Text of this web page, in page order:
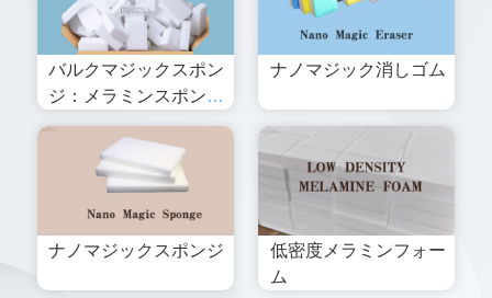
バルクマジックスポン
ジ：メラミンスポンジ
中国サプライヤー
ナノマジック消しゴム
ナノマジックスポンジ
低密度メラミンフォー
ム